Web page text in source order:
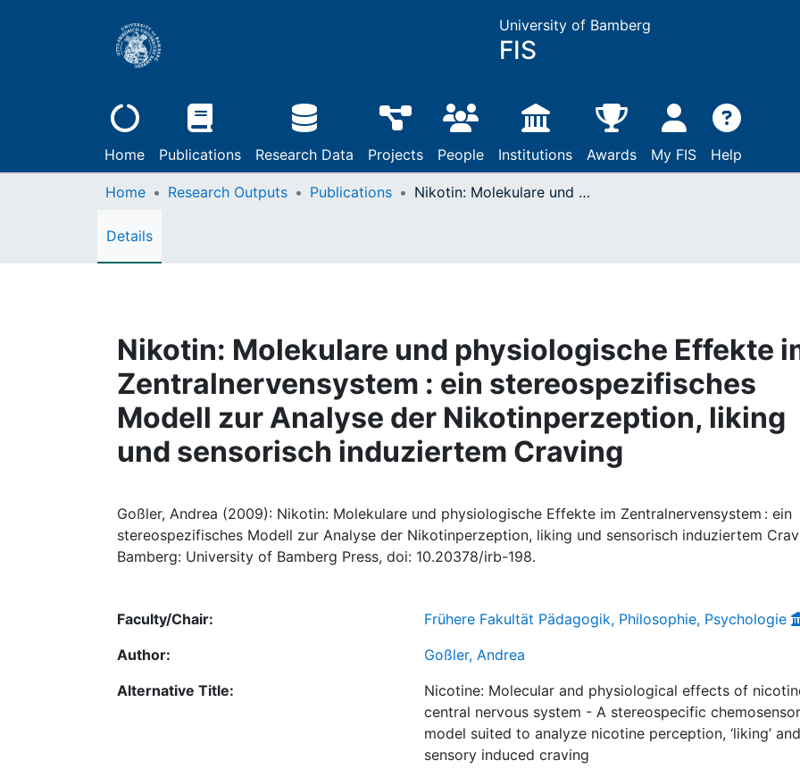
University of Bamberg
FIS
Home Publications Research Data Projects People Institutions Awards My FIS Help
Home Research Outputs Publications Nikotin: Molekulare und physiologische Effekte im Zentralnervensystem : ein stereospezifisches Modell zur Analyse der Nikotinperzeption, liking und sensorisch induziertem Craving
Details
Nikotin: Molekulare und physiologische Effekte
Zentralnervensystem : ein stereospezifisches
Modell zur Analyse der Nikotinperzeption, liking
und sensorisch induziertem Craving
Goßler, Andrea (2009): Nikotin: Molekulare und physiologische Effekte im Zentralnervensystem : ein
stereospezifisches Modell zur Analyse der Nikotinperzeption, liking und sensorisch induziertem
Bamberg: University of Bamberg Press, doi: 10.20378/irb-198.
Faculty/Chair:
Frühere Fakultät Pädagogik, Philosophie, Psychologie
Author:
Goßler, Andrea
Alternative Title:
Nicotine: Molecular and physiological effects of
central nervous system - A stereospecific
model suited to analyze nicotine perception, ‘liking’
sensory induced craving